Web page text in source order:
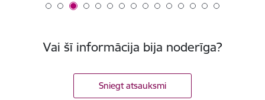
Vai šī informācija bija noderīga?
Sniegt atsauksmi